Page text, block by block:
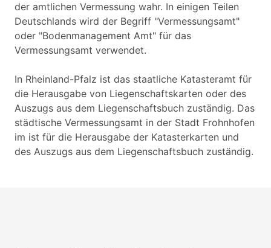
der amtlichen Vermessung wahr. In einigen Teilen
Deutschlands wird der Begriff "Vermessungsamt"
oder "Bodenmanagement Amt" für das
Vermessungsamt verwendet.
In Rheinland-Pfalz ist das staatliche Katasteramt für
die Herausgabe von Liegenschaftskarten oder des
Auszugs aus dem Liegenschaftsbuch zuständig. Das
städtische Vermessungsamt in der Stadt Frohnhofen
im ist für die Herausgabe der Katasterkarten und
des Auszugs aus dem Liegenschaftsbuch zuständig.